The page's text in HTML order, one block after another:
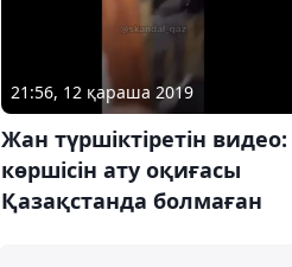
21:56, 12 қараша 2019
Жан түршіктіретін видео:
көршісін ату оқиғасы
Қазақстанда болмаған